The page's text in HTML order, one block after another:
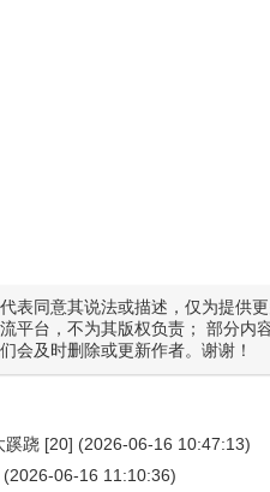
表同意其说法或描述，仅为提
平台，不为其版权负责； 部分
会及时删除或更新作者。谢谢！
蹊跷 [20] (2026-06-16 10:47:13)
(2026-06-16 11:10:36)